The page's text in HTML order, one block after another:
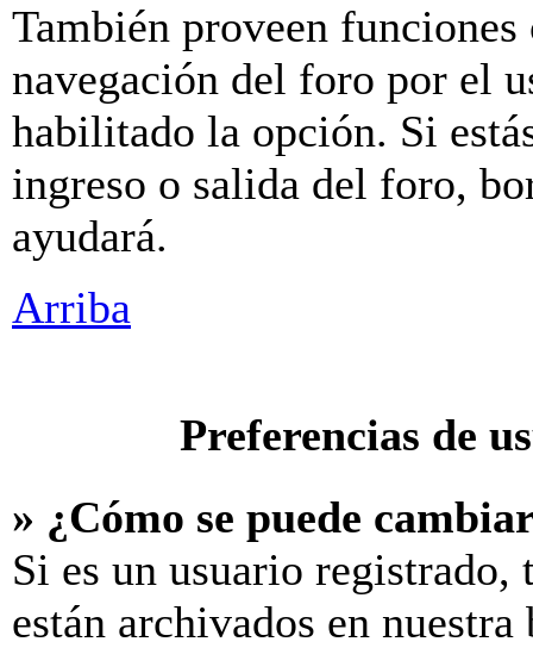
También proveen
navegación del foro por el
habilitado la opción. Si
ingreso o salida del foro,
ayudará.
Arriba
Preferencias de
» ¿Cómo se puede
Si es un usuario
están archivados en